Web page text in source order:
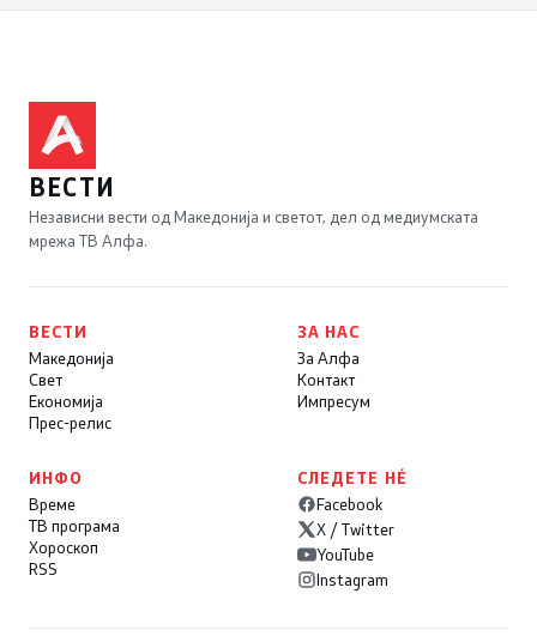
ВЕСТИ
Независни вести од Македонија и светот, дел од медиумската
мрежа ТВ Алфа.
ВЕСТИ
Македонија
Свет
Економија
Прес-релис
ЗА НАС
За Алфа
Контакт
Импресум
ИНФО
Време
ТВ програма
Хороскоп
RSS
СЛЕДЕТЕ НÉ
Facebook
X / Twitter
YouTube
Instagram